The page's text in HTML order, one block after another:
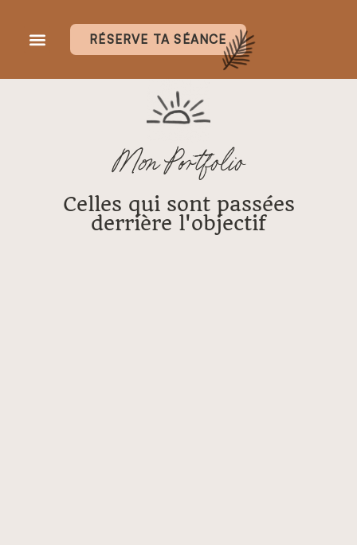
RÉSERVE TA SÉANCE
Mon Portfolio
Celles qui sont passées
derrière l'objectif